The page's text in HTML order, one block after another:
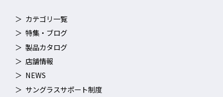
カテゴリ一覧
特集・ブログ
製品カタログ
店舗情報
NEWS
サングラスサポート制度